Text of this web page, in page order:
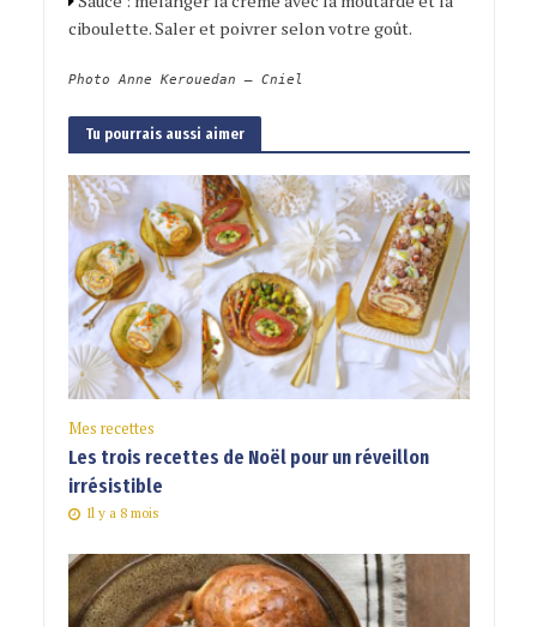
ciboulette. Saler et poivrer selon votre goût.
Photo Anne Kerouedan – Cniel
Tu pourrais aussi aimer
Mes recettes
Les trois recettes de Noël pour un réveillon
irrésistible
Il y a 8 mois